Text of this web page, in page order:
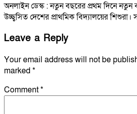
অনলাইন ডেস্ক : নতুন বছরের প্রথম দিনে নতুন
উচ্ছ্বসিত দেশের প্রাথমিক বিদ্যালয়ের
Leave a Reply
Your email address will not be
marked *
Comment*